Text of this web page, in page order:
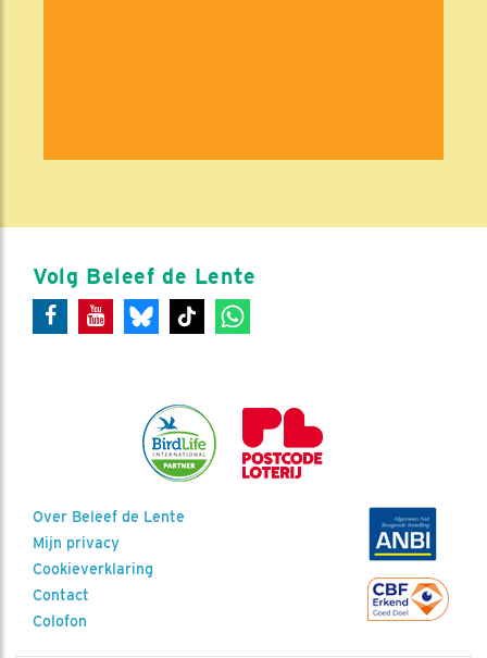
Volg Beleef de Lente
Over Beleef de Lente
Mijn privacy
Cookieverklaring
Contact
Colofon